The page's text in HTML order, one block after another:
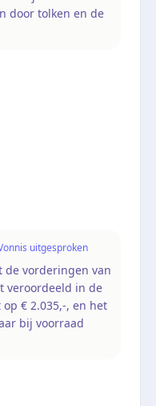
door tolken en de
uitgesproken
de vorderingen van
veroordeeld in de
€ 2.035,-, en het
bij voorraad